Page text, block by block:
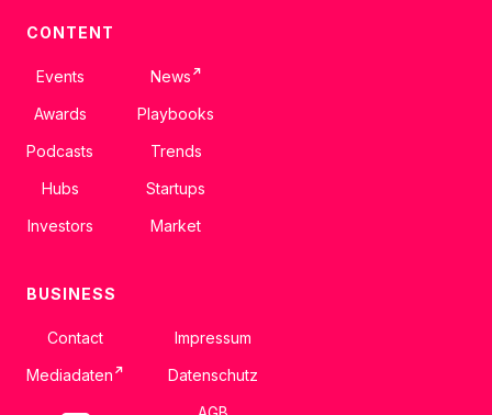
CONTENT
Events
Awards
Podcasts
Hubs
Investors
News ↗
Playbooks
Trends
Startups
Market
BUSINESS
Contact
Mediadaten ↗
Impressum
Datenschutz